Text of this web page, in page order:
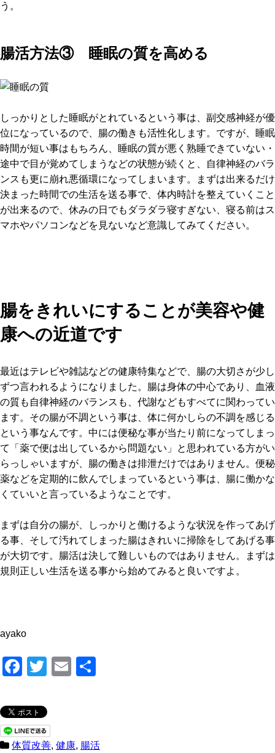
う。
腸活方法③ 睡眠の質を高める
しっかりとした睡眠がとれているという事は、副交感神経が優
位になっているので、腸の働きも活性化します。ですが、睡眠
時間が短い事はもちろん、睡眠の質が悪く熟睡できていない・
途中で目が覚めてしまうなどの状態が続くと、自律神経のバラ
ンスも更に崩れ悪循環になってしまいます。まずは出来るだけ
決まった時間での生活を送る事で、体内時計を整えていくこと
が出来るので、休みの日でもダラダラ寝すぎない、寝る前はス
マホやパソコンなどを見ないなど意識してみてください。
腸をきれいにすることが美容や健
康への近道です
最近はテレビや雑誌などの健康特集などで、腸の大切さが少し
ずつ言われるようになりました。腸は身体の中心であり、血液
の質も自律神経のバランスも、代謝などもすべてに関わってい
ます。その腸が不調という事は、体に何かしらの不調を感じる
という事なんです。中には便秘な事が当たり前になってしまっ
て「薬で便は出しているから問題ない」と思われている方がい
らっしゃいますが、腸の働きは排泄だけではありません。便秘
薬などを定期的に飲んでしまっているという事は、腸に働かな
くていいと言っているようなことです。
まずは自分の腸が、しっかりと働けるような状況を作ってあげ
る事、そして汚れてしまった腸はきれいに掃除をしてあげる事
が大切です。腸活は決して難しいものではありません。まずは
規則正しい生活を送る事から始めてみると良いですよ。
ayako
F
c
e
b
T
tt
er
E
体質改善, 健康, 腸活